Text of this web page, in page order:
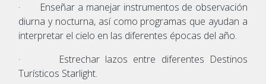
· Enseñar a manejar instrumentos de observación
diurna y nocturna, así como programas que ayudan a
interpretar el cielo en las diferentes épocas del año.
· Estrechar lazos entre diferentes Destinos
Turísticos Starlight.